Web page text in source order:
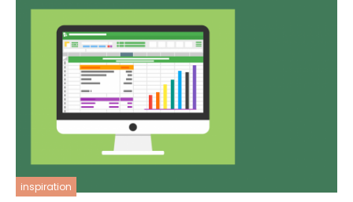
inspiration